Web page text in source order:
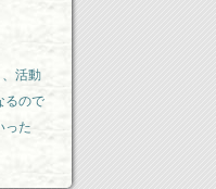
活動
るので
った